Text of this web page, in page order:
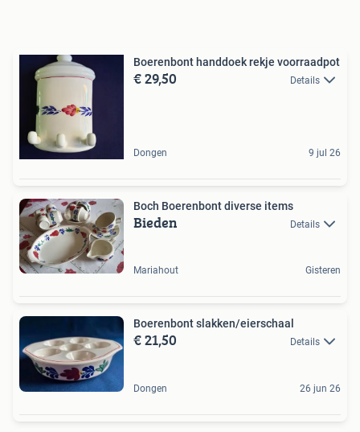
Boerenbont handdoek rekje voorraadpot
€ 29,50 Details
Dongen 9 jul 26
Boch Boerenbont diverse items
Bieden Details
Mariahout Gisteren
Boerenbont slakken/eierschaal
€ 21,50 Details
Dongen 26 jun 26